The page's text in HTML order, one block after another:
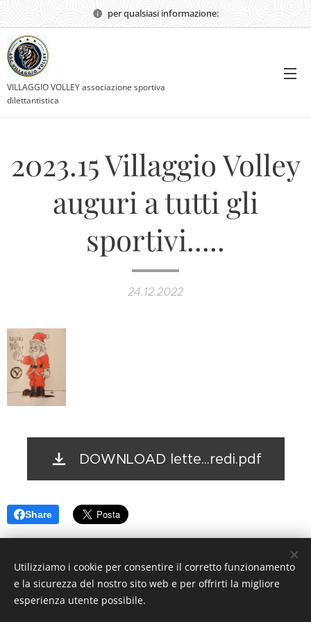
per qualsiasi informazione:
VILLAGGIO VOLLEY associazione sportiva
dilettantistica
2023.15 Villaggio Volley
auguri a tutti gli
sportivi.....
24.12.2022
DOWNLOAD lette...redi.pdf
Share
© VILLAGGIO VOLLEY Tutti i diritti riservati. Responsabile
Utilizziamo i cookie per consentire il corretto funzionamento
e la sicurezza del nostro sito web e per offrirti la migliore
esperienza utente possibile.